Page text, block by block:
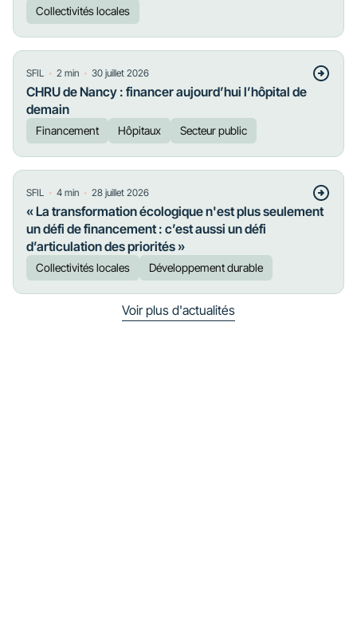
Collectivités locales
SFIL ・ 2 min ・ 30 juillet 2026
CHRU de Nancy : financer aujourd’hui l’hôpital de
demain
Financement Hôpitaux Secteur public
SFIL ・ 4 min ・ 28 juillet 2026
« La transformation écologique n'est plus seulement
un défi de financement : c’est aussi un défi
d’articulation des priorités »
Collectivités locales Développement durable
Voir plus d'actualités